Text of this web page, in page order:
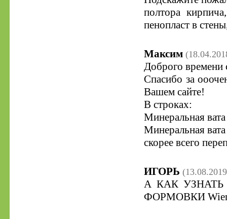
полтора
пенопласт в
Максим
Доброго времени
Спасибо за
Вашем сайте!
В строках:
Минеральная
Минеральная
скорее всего
ИГОРЬ
А КАК
ФОРМОВКИ